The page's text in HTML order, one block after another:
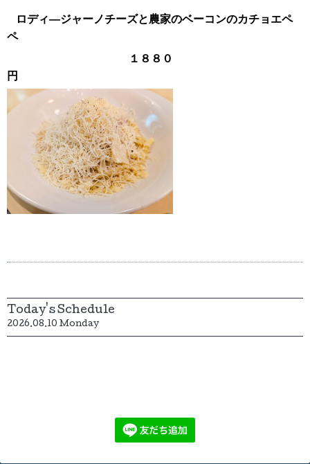
ロディ―ジャーノチーズと農家のベーコンのカチョエペ
ペ
１８８０
円
Today's Schedule
2026.08.10 Monday